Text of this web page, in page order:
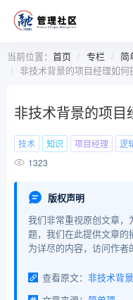
当前位置： 首页 专栏
简
非技术背景的项目经理如何
非技术背景的项目
技术 知识 项目经理 逻
1323
版权声明
我们非常重视原创文章，
题，我们在此提供文章的
为详尽的内容，访问作者
查看原文： 非技术背